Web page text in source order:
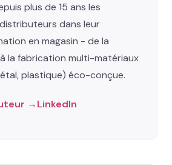
plus de 15 ans les
dans leur
en magasin - de la
la fabrication multi-matériaux
plastique) éco-conçue.
→LinkedIn